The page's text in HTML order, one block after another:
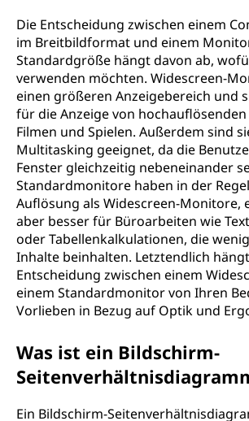
Die Entscheidung zwischen einem
im Breitbildformat und einem
Standardgröße hängt davon ab,
verwenden möchten. Widescreen-
einen größeren Anzeigebereich und
für die Anzeige von
Filmen und Spielen. Außerdem sind
Multitasking geeignet, da die
Fenster gleichzeitig nebeneinander
Standardmonitore haben in der
Auflösung als Widescreen-Monitore,
aber besser für Büroarbeiten wie
oder Tabellenkalkulationen, die
Inhalte beinhalten. Letztendlich
Entscheidung zwischen einem
einem Standardmonitor von Ihren
Vorlieben in Bezug auf Optik und
Was ist ein Bildschirm-
Ein Bildschirm-